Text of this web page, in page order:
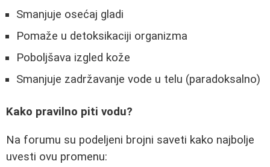
Smanjuje osećaj gladi
Pomaže u detoksikaciji organizma
Poboljšava izgled kože
Smanjuje zadržavanje vode u telu (paradoksalno)
Kako pravilno piti vodu?
Na forumu su podeljeni brojni saveti kako najbolje
uvesti ovu promenu: